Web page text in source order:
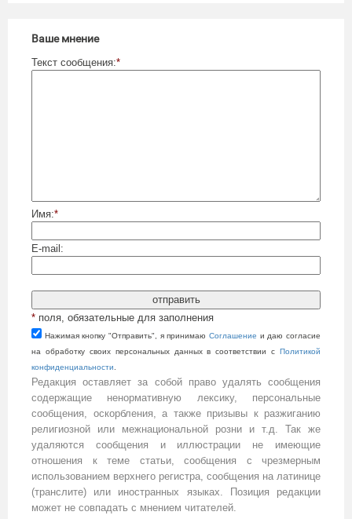
Ваше мнение
Текст сообщения:*
Имя:*
E-mail:
* поля, обязательные для заполнения
Нажимая кнопку "Отправить", я принимаю Cоглашение и даю согласие
на обработку своих персональных данных в соответствии с Политикой
конфиденциальности.
Редакция оставляет за собой право удалять сообщения
содержащие ненормативную лексику, персональные
сообщения, оскорбления, а также призывы к разжиганию
религиозной или межнациональной розни и т.д. Так же
удаляются сообщения и иллюстрации не имеющие
отношения к теме статьи, сообщения с чрезмерным
использованием верхнего регистра, сообщения на латинице
(транслите) или иностранных языках. Позиция редакции
может не совпадать с мнением читателей.